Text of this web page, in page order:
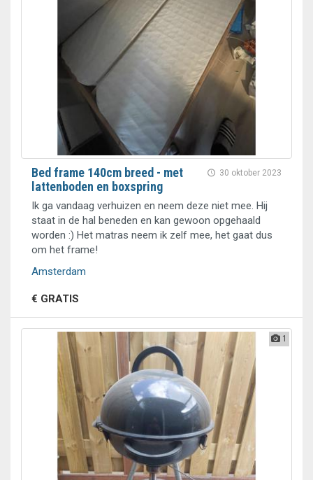
30 oktober 2023
Bed frame 140cm breed - met
lattenboden en boxspring
Ik ga vandaag verhuizen en neem deze niet mee. Hij
staat in de hal beneden en kan gewoon opgehaald
worden :) Het matras neem ik zelf mee, het gaat dus
om het frame!
Amsterdam
€ GRATIS
1